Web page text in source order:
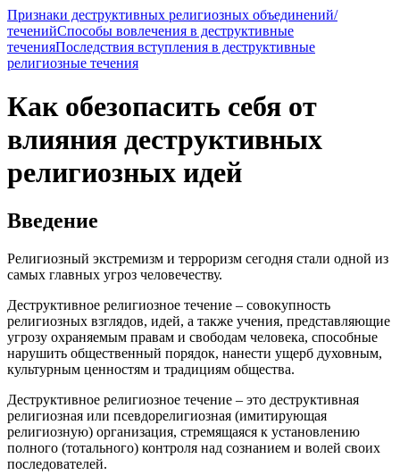
Признаки деструктивных религиозных объединений/
теченийСпособы вовлечения в деструктивные
теченияПоследствия вступления в деструктивные
религиозные течения
Как обезопасить себя от
влияния деструктивных
религиозных идей
Введение
Религиозный экстремизм и терроризм сегодня стали одной из
самых главных угроз человечеству.
Деструктивное религиозное течение – совокупность
религиозных взглядов, идей, а также учения, представляющие
угрозу охраняемым правам и свободам человека, способные
нарушить общественный порядок, нанести ущерб духовным,
культурным ценностям и традициям общества.
Деструктивное религиозное течение – это деструктивная
религиозная или псевдорелигиозная (имитирующая
религиозную) организация, стремящаяся к установлению
полного (тотального) контроля над сознанием и волей своих
последователей.